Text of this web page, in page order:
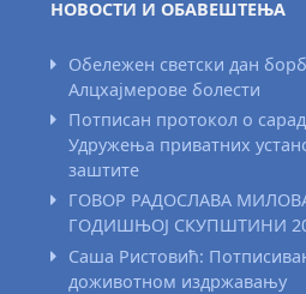
НОВОСТИ И ОБАВЕШТЕЊА
Обележен светски дан
Алцхајмерове болести
Потписан протокол о
Удружења приватних
заштите
ГОВОР РАДОСЛАВА
ГОДИШЊОЈ СКУПШТИНИ
Саша Ристовић:
доживотном издржавању